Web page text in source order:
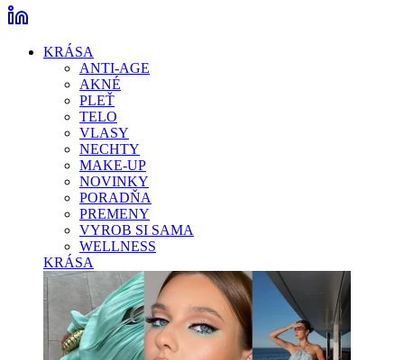
KRÁSA
ANTI-AGE
AKNÉ
PLEŤ
TELO
VLASY
NECHTY
MAKE-UP
NOVINKY
PORADŇA
PREMENY
VYROB SI SAMA
WELLNESS
KRÁSA